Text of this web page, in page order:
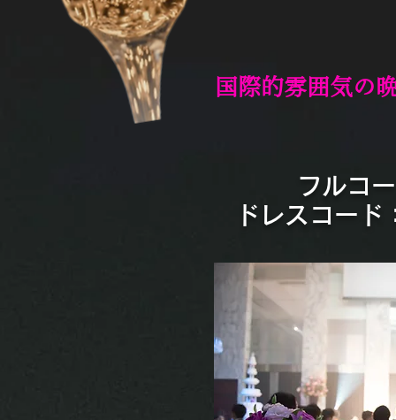
国際的雰囲気の
フルコ
ドレスコー